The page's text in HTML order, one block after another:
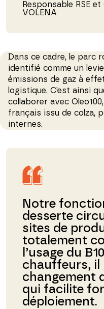
Responsable RSE
VOLENA
Dans ce cadre, le parc
identifié comme un
émissions de gaz à
logistique. C’est ainsi
collaborer avec
français issu de colza,
internes.
Notre
desserte
sites de
totalement
l’usage du
chauffeurs, il
changement
qui facilite
déploiement.